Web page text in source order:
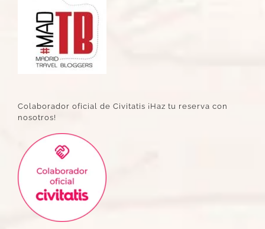
Colaborador oficial de Civitatis ¡Haz tu reserva con
nosotros!